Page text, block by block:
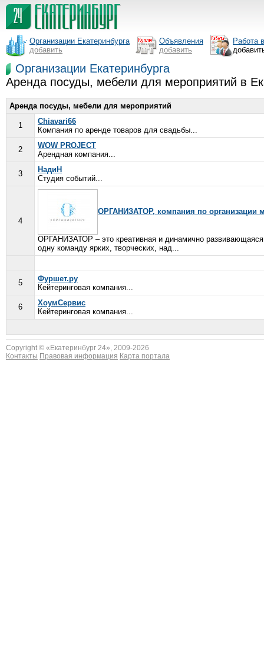
Организации Екатеринбурга
добавить
Объявления
добавить
Работа
Организации Екатеринбурга
Аренда посуды, мебели для мероприятий в
Аренда посуды, мебели для мероприятий
1
Chiavari66
Компания по аренде товаров для свадьбы...
2
WOW PROJECT
Арендная компания...
3
НадиН
Студия событий...
4
ОРГАНИЗАТОР, компания по организации
ОРГАНИЗАТОР – это креативная и динамично
одну команду ярких, творческих, над...
5
Фуршет.ру
Кейтеринговая компания...
6
ХоумСервис
Кейтеринговая компания...
Copyright © « Екатеринбург 24», 2009-2026
Контакты Правовая информация Карта портала